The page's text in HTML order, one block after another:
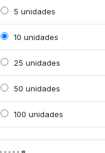
Selecionar 5 unidades
5 unidades
Selecionar 10 unidades
10 unidades
Selecionar 25 unidades
25 unidades
Selecionar 50 unidades
50 unidades
Selecionar 100 unidades
100 unidades